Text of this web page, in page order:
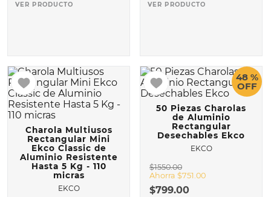
VER PRODUCTO VER PRODUCTO
Charola Multiusos
Rectangular Mini
Ekco Classic de
Aluminio Resistente
Hasta 5 Kg - 110
micras
EKCO
48 %
OFF
50 Piezas Charolas
de Aluminio
Rectangular
Desechables Ekco
EKCO
$1550.00
Ahorra $751.00
$799.00
10. COMAL